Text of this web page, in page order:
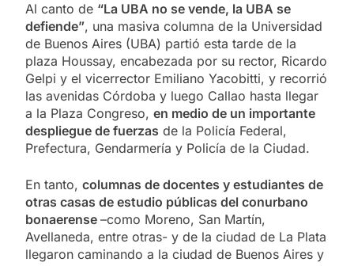
Al canto de “La UBA no se vende, la UBA se
defiende”, una masiva columna de la Universidad
de Buenos Aires (UBA) partió esta tarde de la
plaza Houssay, encabezada por su rector, Ricardo
Gelpi y el vicerrector Emiliano Yacobitti, y recorrió
las avenidas Córdoba y luego Callao hasta llegar
a la Plaza Congreso, en medio de un importante
despliegue de fuerzas de la Policía Federal,
Prefectura, Gendarmería y Policía de la Ciudad.
En tanto, columnas de docentes y estudiantes de
otras casas de estudio públicas del conurbano
bonaerense –como Moreno, San Martín,
Avellaneda, entre otras- y de la ciudad de La Plata
llegaron caminando a la ciudad de Buenos Aires y